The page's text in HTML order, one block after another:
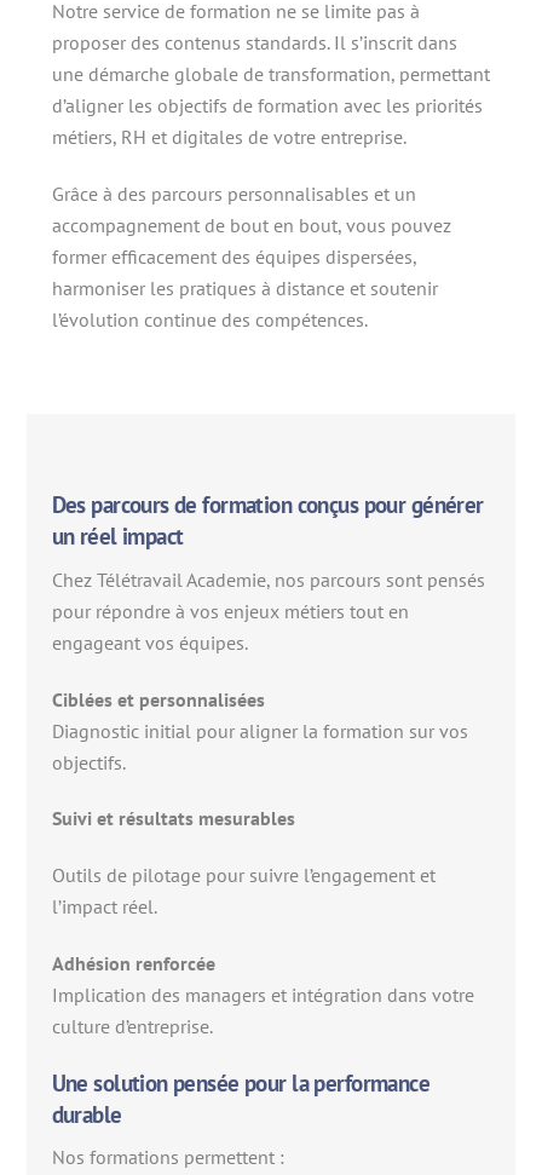
Notre service de formation ne se limite pas à
proposer des contenus standards. Il s’inscrit dans
une démarche globale de transformation, permettant
d’aligner les objectifs de formation avec les priorités
métiers, RH et digitales de votre entreprise.
Grâce à des parcours personnalisables et un
accompagnement de bout en bout, vous pouvez
former efficacement des équipes dispersées,
harmoniser les pratiques à distance et soutenir
l’évolution continue des compétences.
Des parcours de formation conçus pour générer
un réel impact
Chez Télétravail Academie, nos parcours sont pensés
pour répondre à vos enjeux métiers tout en
engageant vos équipes.
Ciblées et personnalisées
Diagnostic initial pour aligner la formation sur vos
objectifs.
Suivi et résultats mesurables
Outils de pilotage pour suivre l’engagement et
l’impact réel.
Adhésion renforcée
Implication des managers et intégration dans votre
culture d’entreprise.
Une solution pensée pour la performance
durable
Nos formations permettent :